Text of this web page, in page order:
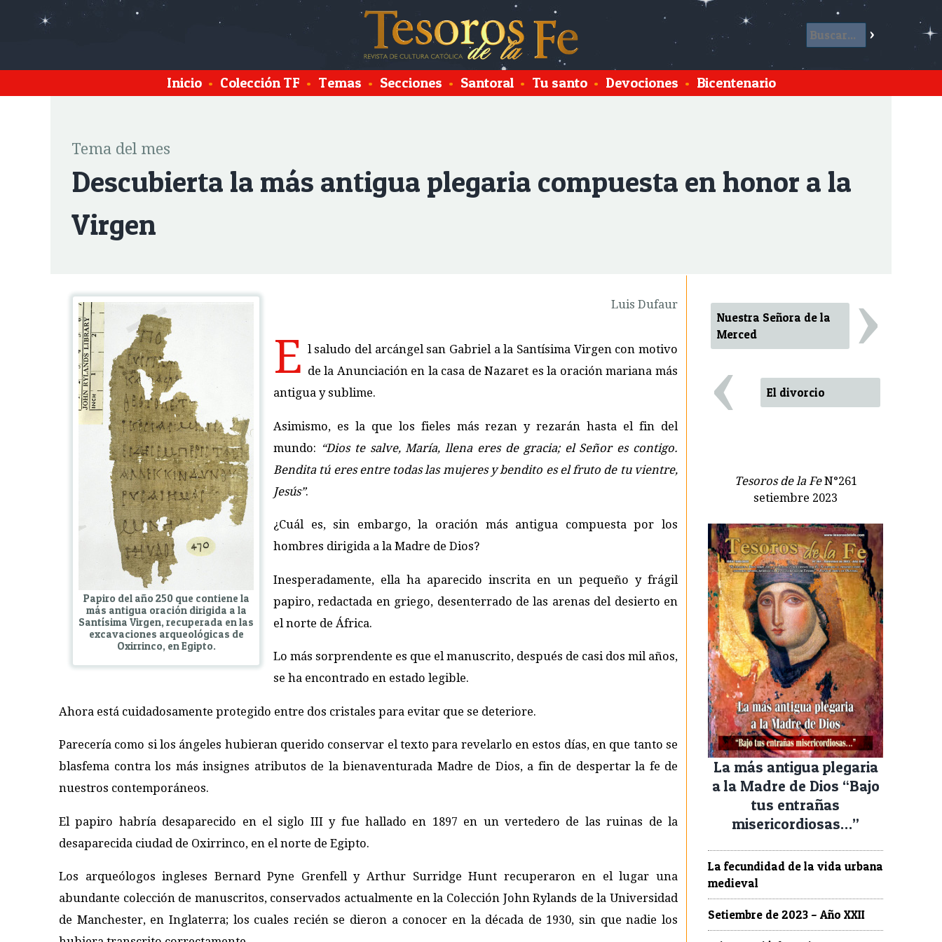
Inicio • Colección TF • Temas • Secciones • Santoral • Tu santo • Devociones • Bicentenario
Tema del mes
Descubierta la más antigua plegaria compuesta en honor a la
Virgen
Papiro del año 250 que contiene la
más antigua oración dirigida a la
Santísima Virgen, recuperada en las
excavaciones arqueológicas de
Oxirrinco, en Egipto.
Luis Dufaur
E l saludo del arcángel san Gabriel a la Santísima Virgen con motivo
de la Anunciación en la casa de Nazaret es la oración mariana más
antigua y sublime.
Asimismo, es la que los fieles más rezan y rezarán hasta el fin del
mundo: “Dios te salve, María, llena eres de gracia; el Señor es contigo.
Bendita tú eres entre todas las mujeres y bendito es el fruto de tu vientre,
Jesús”.
¿Cuál es, sin embargo, la oración más antigua compuesta por los
hombres dirigida a la Madre de Dios?
Inesperadamente, ella ha aparecido inscrita en un pequeño y frágil
papiro, redactada en griego, desenterrado de las arenas del desierto en
el norte de África.
Lo más sorprendente es que el manuscrito, después de casi dos mil años,
se ha encontrado en estado legible.
Ahora está cuidadosamente protegido entre dos cristales para evitar que se deteriore.
Parecería como si los ángeles hubieran querido conservar el texto para revelarlo en estos días, en que tanto se
blasfema contra los más insignes atributos de la bienaventurada Madre de Dios, a fin de despertar la fe de
nuestros contemporáneos.
El papiro habría desaparecido en el siglo III y fue hallado en 1897 en un vertedero de las ruinas de la
desaparecida ciudad de Oxirrinco, en el norte de Egipto.
Los arqueólogos ingleses Bernard Pyne Grenfell y Arthur Surridge Hunt recuperaron en el lugar una
abundante colección de manuscritos, conservados actualmente en la Colección John Rylands de la Universidad
de Manchester, en Inglaterra; los cuales recién se dieron a conocer en la década de 1930, sin que nadie los
Nuestra Señora de la
Merced
›
‹ El divorcio
Tesoros de la FeN°261
setiembre 2023
La más antigua plegaria
a la Madre de Dios “Bajo
tus entrañas
misericordiosas…”
La fecundidad de la vida urbana
medieval
Setiembre de 2023 – Año XXII